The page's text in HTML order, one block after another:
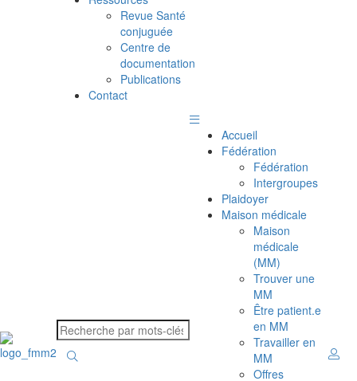
Revue Santé
conjuguée
Centre de
documentation
Publications
Contact
Accueil
Fédération
Fédération
Intergroupes
Plaidoyer
Maison médicale
Maison
médicale
(MM)
Trouver une
MM
Être patient.e
en MM
Travailler en
MM
Offres